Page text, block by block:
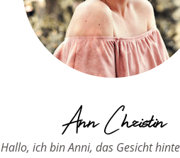
Ann Christin
Hallo, ich bin Anni, das Gesicht